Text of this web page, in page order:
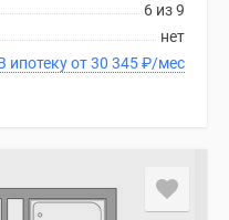
6 из 9
нет
В ипотеку от 30 345₽/мес